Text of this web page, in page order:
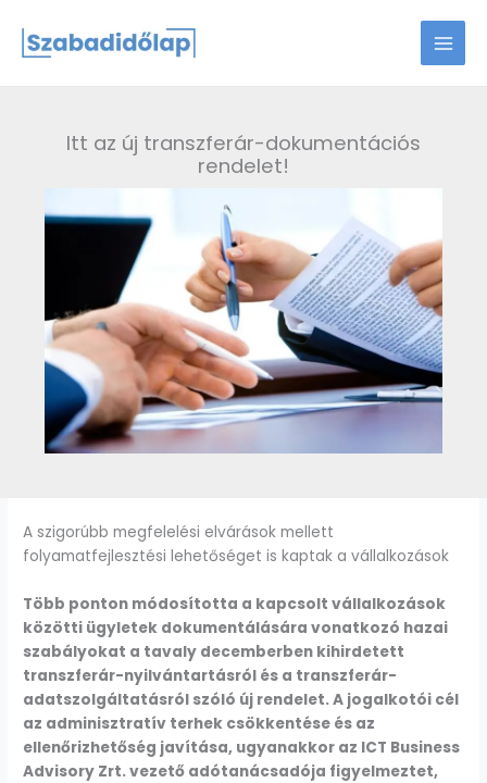
content
Itt az új transzferár-dokumentációs
rendelet!
A szigorúbb megfelelési elvárások mellett
folyamatfejlesztési lehetőséget is kaptak a vállalkozások
Több ponton módosította a kapcsolt vállalkozások
közötti ügyletek dokumentálására vonatkozó hazai
szabályokat a tavaly decemberben kihirdetett
transzferár-nyilvántartásról és a transzferár-
adatszolgáltatásról szóló új rendelet. A jogalkotói cél
az adminisztratív terhek csökkentése és az
ellenőrizhetőség javítása, ugyanakkor az ICT Business
Advisory Zrt. vezető adótanácsadója figyelmeztet,